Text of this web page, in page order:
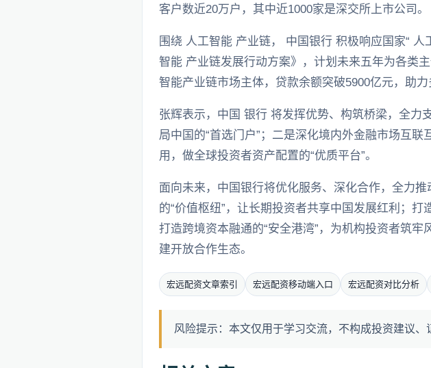
客户数近20万户，其中近1000家是深交所上市公司。
围绕 人工智能 产业链， 中国银行 积极响应国家“
智能 产业链发展行动方案》，计划未来五年为各类
智能产业链市场主体，贷款余额突破5900亿元，助力
张辉表示，中国 银行 将发挥优势、构筑桥梁，全力
局中国的“首选门户”；二是深化境内外金融市场互
用，做全球投资者资产配置的“优质平台”。
面向未来，中国银行将优化服务、深化合作，全力
的“价值枢纽”，让长期投资者共享中国发展红利；打
打造跨境资本融通的“安全港湾”，为机构投资者筑
建开放合作生态。
宏远配资文章索引 宏远配资移动端入口 宏远配资对比分析
风险提示：本文仅用于学习交流，不构成投资建议、